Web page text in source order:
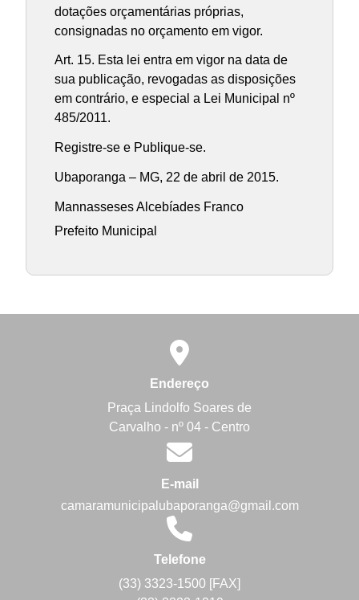
dotações orçamentárias próprias,
consignadas no orçamento em vigor.
Art. 15. Esta lei entra em vigor na data de
sua publicação, revogadas as disposições
em contrário, e especial a Lei Municipal nº
485/2011.
Registre-se e Publique-se.
Ubaporanga – MG, 22 de abril de 2015.
Mannasseses Alcebíades Franco
Prefeito Municipal
Endereço
Praça Lindolfo Soares de
Carvalho - nº 04 - Centro
E-mail
camaramunicipalubaporanga@gmail.com
Telefone
(33) 3323-1500 [FAX]